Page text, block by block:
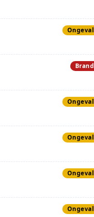
Ongeval
Brand
Ongeval
Ongeval
Ongeval
Ongeval